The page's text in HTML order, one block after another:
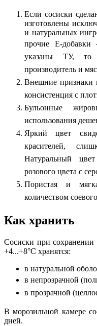
Если сосиски
изготовлены
и натуральных
прочие Е-
указаны ТУ, то
производитель и
Внешние признаки
консистенция с
Бульонные
использования
Яркий цвет
красителей,
Натуральный
розового цвета с
Пористая и
количеством
Как хранить
Сосиски при сохранении
+4...+8°С хранятся:
в натуральной
в непрозрачной
в прозрачной
В морозильной камере
дней.